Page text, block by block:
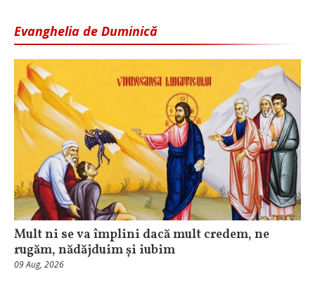
Evanghelia de Duminică
Mult ni se va împlini dacă mult credem, ne
rugăm, nădăjduim și iubim
09 Aug, 2026